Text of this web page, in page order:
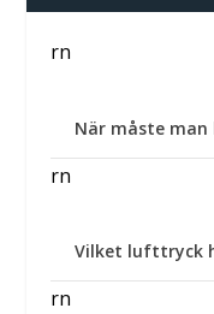
rn
När måste
rn
Vilket lufttryck
rn